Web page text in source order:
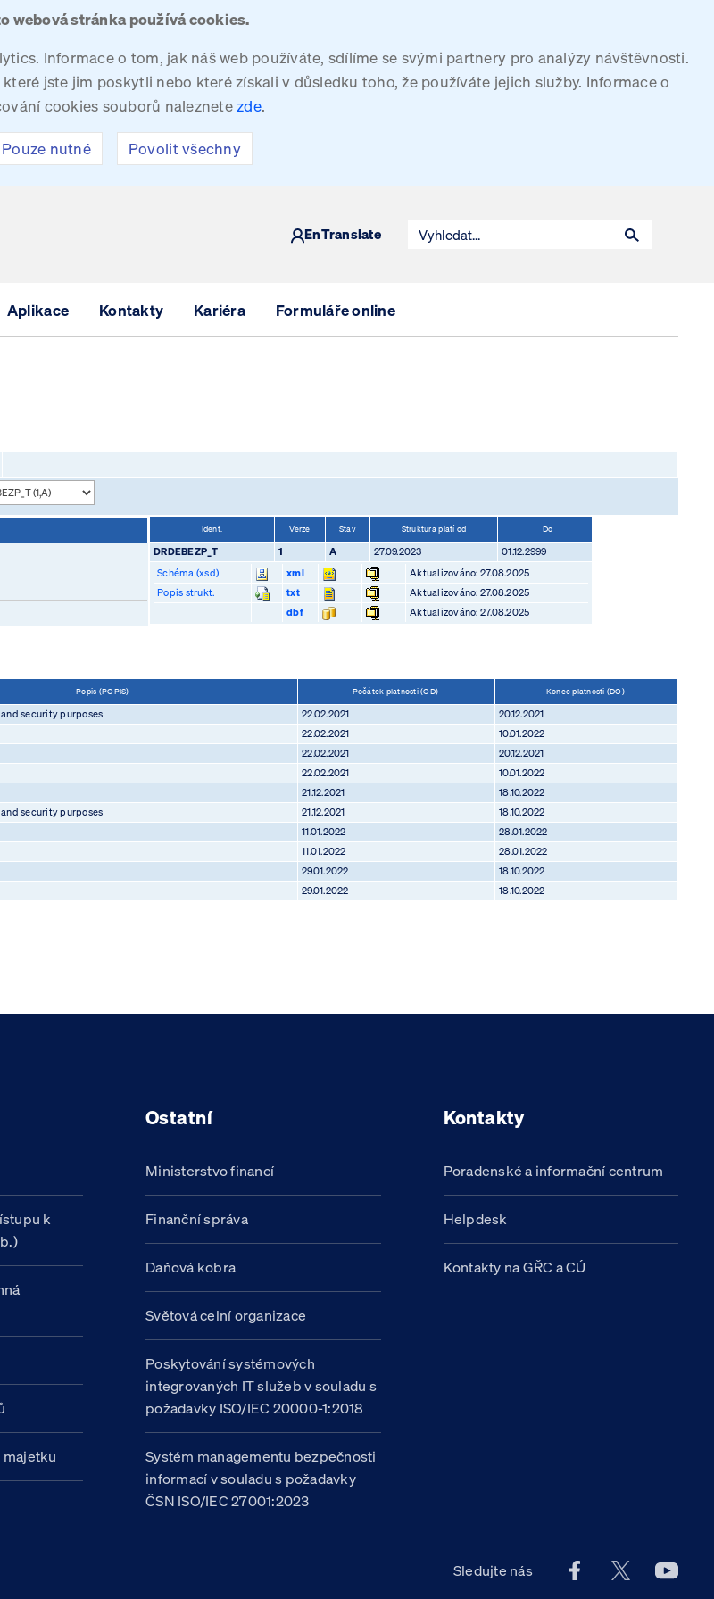
webová stránka používá cookies.
Informace o tom, jak náš web používáte, sdílíme se svými partnery pro analýzy návštěvnosti.
jste jim poskytli nebo které získali v důsledku toho, že používáte jejich služby. Informace o
cookies souborů naleznetezde.
Pouze nutné Povolit všechny
EnTranslate
Aplikace Kontakty Kariéra Formuláře online
Ident. Verze Stav Struktura platí od Do
DRDEBEZP_T 1 A 27.09.2023
01.12.2999
Schéma (xsd)
xml
Aktualizováno: 27.08.2025
Popis strukt.
txt
Aktualizováno: 27.08.2025
dbf
Aktualizováno: 27.08.2025
Popis (POPIS) Počátek platnosti (OD) Konec platnosti (DO)
security purposes 22.02.2021
20.12.2021
22.02.2021
10.01.2022
22.02.2021
20.12.2021
22.02.2021
10.01.2022
21.12.2021
18.10.2022
security purposes 21.12.2021
18.10.2022
11.01.2022
28.01.2022
11.01.2022
28.01.2022
29.01.2022
18.10.2022
29.01.2022 18.10.2022
k
Ostatní
Ministerstvo financí
Finanční správa
Daňová kobra
Světová celní organizace
Poskytování systémových
integrovaných IT služeb v souladu s
požadavky ISO/IEC 20000-1:2018
Systém managementu bezpečnosti
informací v souladu s požadavky
ČSN ISO/IEC 27001:2023
Kontakty
Poradenské a informační centrum
Helpdesk
Kontakty na GŘC a CÚ
Sledujte nás Facebook účet
X účet